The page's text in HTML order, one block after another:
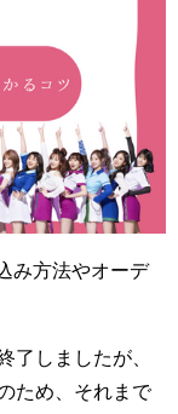
み方法やオーデ
了しましたが、
ため、それまで